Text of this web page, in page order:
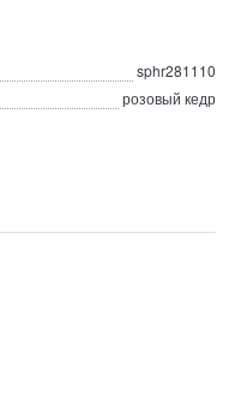
sphr281110
розовый кедр